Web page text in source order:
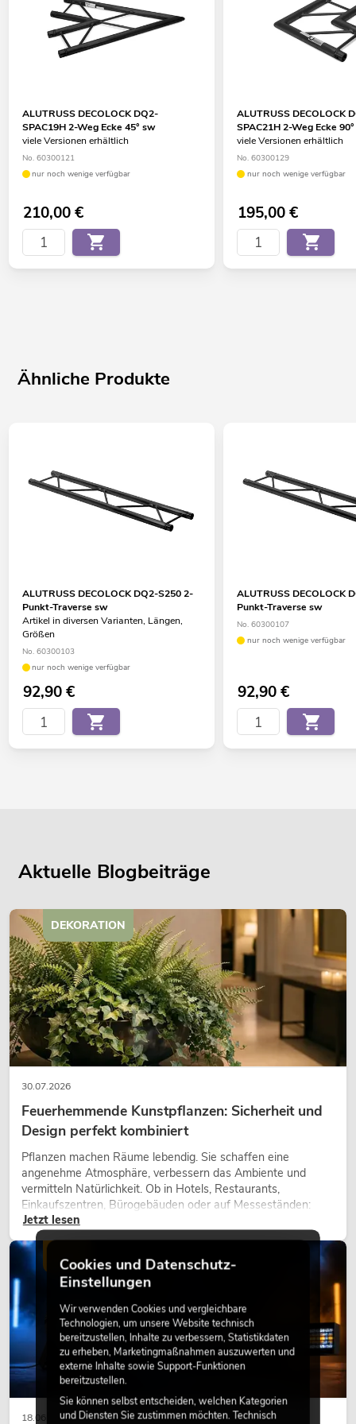
ALUTRUSS DECOLOCK DQ2-
SPAC19H 2-Weg Ecke 45° sw
viele Versionen erhältlich
No. 60300121
nur noch wenige verfügbar
210,00€
ALUTRUSS DECOLOCK
SPAC21H 2-Weg Ecke
viele Versionen erhältlich
No. 60300129
nur noch wenige verfügbar
195,00€
Ähnliche Produkte
ALUTRUSS DECOLOCK DQ2-S250 2-
Punkt-Traverse sw
Artikel in diversen Varianten, Längen,
Größen
No. 60300103
nur noch wenige verfügbar
92,90€
ALUTRUSS DECOLOCK
Punkt-Traverse sw
No. 60300107
nur noch wenige verfügbar
92,90€
Aktuelle Blogbeiträge
30.07.2026
Feuerhemmende Kunstpflanzen: Sicherheit und
Design perfekt kombiniert
Pflanzen machen Räume lebendig. Sie schaffen eine
angenehme Atmosphäre, verbessern das Ambiente und
vermitteln Natürlichkeit. Ob in Hotels, Restaurants,
Einkaufszentren, Bürogebäuden oder auf Messeständen:
eine hochwertige Begrünung gehört heute längst zum
modernen Raumkonzept.
Jetzt lesen
DEKORATION
18.06.2026
LICHT
Cookies und Datenschutz-
Einstellungen
Wir verwenden Cookies und vergleichbare
Technologien, um unsere Website technisch
bereitzustellen, Inhalte zu verbessern, Statistikdaten
zu erheben, Marketingmaßnahmen auszuwerten und
externe Inhalte sowie Support-Funktionen
bereitzustellen.
Sie können selbst entscheiden, welchen Kategorien
und Diensten Sie zustimmen möchten. Technisch